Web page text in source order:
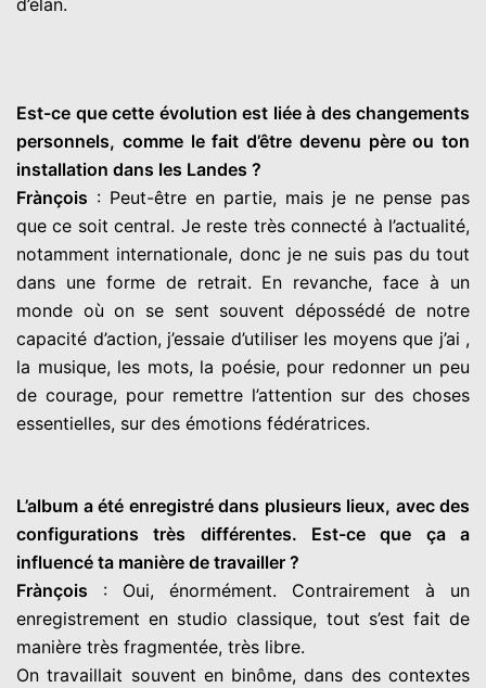
d’élan.
Est-ce que cette évolution est liée à des changements
personnels, comme le fait d’être devenu père ou ton
installation dans les Landes ?
Frànçois : Peut-être en partie, mais je ne pense pas
que ce soit central. Je reste très connecté à l’actualité,
notamment internationale, donc je ne suis pas du tout
dans une forme de retrait. En revanche, face à un
monde où on se sent souvent dépossédé de notre
capacité d’action, j’essaie d’utiliser les moyens que j’ai ,
la musique, les mots, la poésie, pour redonner un peu
de courage, pour remettre l’attention sur des choses
essentielles, sur des émotions fédératrices.
L’album a été enregistré dans plusieurs lieux, avec des
configurations très différentes. Est-ce que ça a
influencé ta manière de travailler ?
Frànçois : Oui, énormément. Contrairement à un
enregistrement en studio classique, tout s’est fait de
manière très fragmentée, très libre.
On travaillait souvent en binôme, dans des contextes